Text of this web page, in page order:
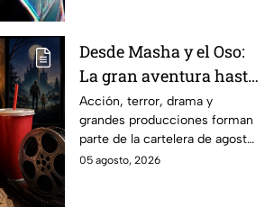
Desde Masha y el Oso:
La gran aventura hasta
El Final de la Calle Oak
con Anne Hathaway.
Esta es la lista
completa de los
Acción, terror, drama y
grandes producciones forman
parte de la cartelera de agosto
en México.
05 agosto, 2026